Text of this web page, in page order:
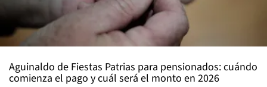
Aguinaldo de Fiestas Patrias para pensionados: cuándo
comienza el pago y cuál será el monto en 2026